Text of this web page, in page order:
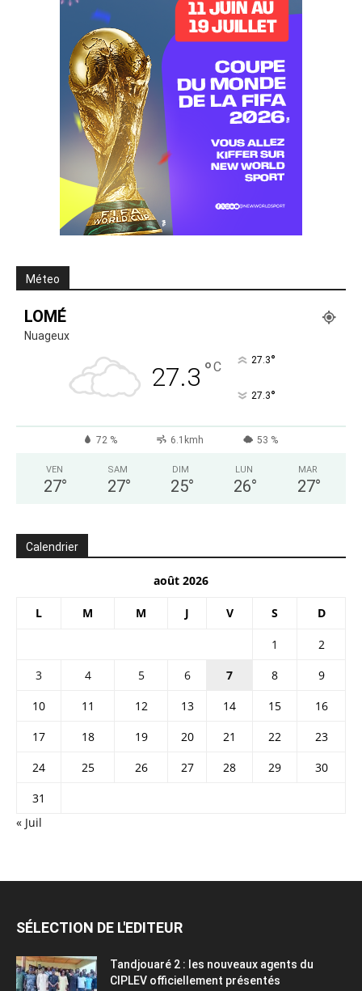
Méteo
LOMÉ
Nuageux
27.3 °C 27.3°
27.3°
72 % 6.1kmh 53 %
VEN
27°
SAM
27°
DIM
25°
LUN
26°
MAR
27°
Calendrier
août 2026
L M M J V S D
1
2
3
4 5 6 7 8
9
10
11 12 13 14 15
16
17
18 19 20 21 22
23
24
25 26 27 28 29
30
31
« Juil
SÉLECTION DE L'EDITEUR
Tandjouaré 2 : les nouveaux agents du
CIPLEV officiellement présentés